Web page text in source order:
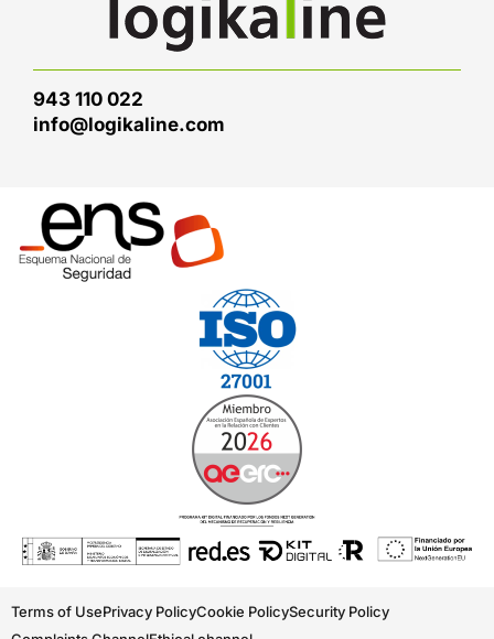
943 110 022
info@logikaline.com
Terms of UsePrivacy PolicyCookie PolicySecurity Policy